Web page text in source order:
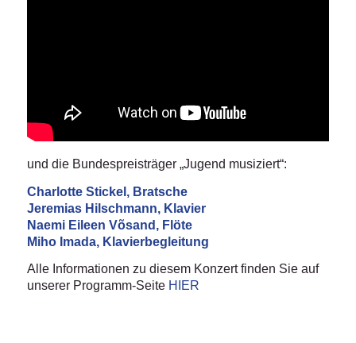
und die Bundespreisträger „Jugend musiziert“:
Charlotte Stickel, Bratsche
Jeremias Hilschmann, Klavier
Naemi Eileen Võsand, Flöte
Miho Imada, Klavierbegleitung
Alle Informationen zu diesem Konzert finden Sie auf
unserer Programm-Seite HIER